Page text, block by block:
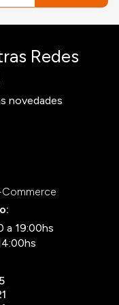
Redes
novedades
a 19:00hs